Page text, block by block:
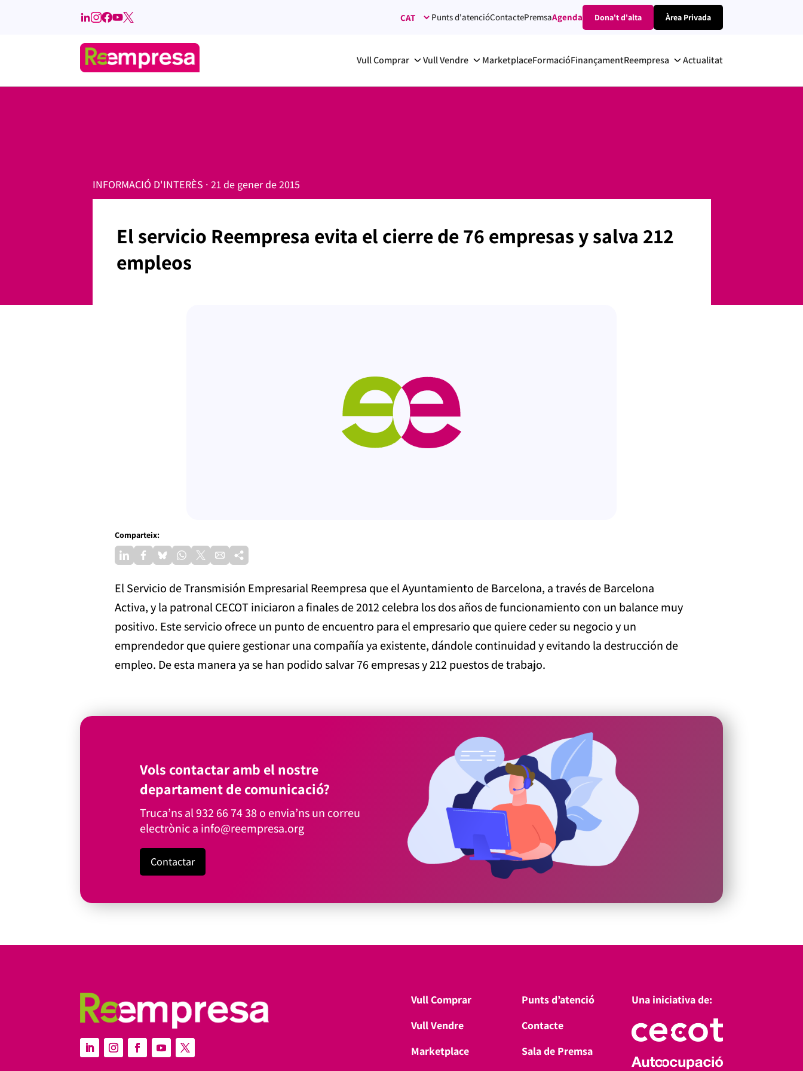
Punts d'atencióContactePremsaAgenda Dona't d'alta Àrea Privada
Vull Comprar Vull Vendre MarketplaceFormacióFinançamentReempresa Actualitat
INFORMACIÓ D'INTERÈS · 21 de gener de 2015
El servicio Reempresa evita el cierre de 76 empresas y salva 212
empleos
Comparteix:
El Servicio de Transmisión Empresarial Reempresa que el Ayuntamiento de Barcelona, a través de Barcelona
Activa, y la patronal CECOT iniciaron a finales de 2012 celebra los dos años de funcionamiento con un balance muy
positivo. Este servicio ofrece un punto de encuentro para el empresario que quiere ceder su negocio y un
emprendedor que quiere gestionar una compañía ya existente, dándole continuidad y evitando la destrucción de
empleo. De esta manera ya se han podido salvar 76 empresas y 212 puestos de trabajo.
Vols contactar amb el nostre
departament de comunicació?
Truca’ns al932 66 74 38o envia’ns un correu
electrònic a info@reempresa.org
Contactar
Vull Comprar
Vull Vendre
Marketplace
Punts d’atenció
Contacte
Sala de Premsa
Una iniciativa de: